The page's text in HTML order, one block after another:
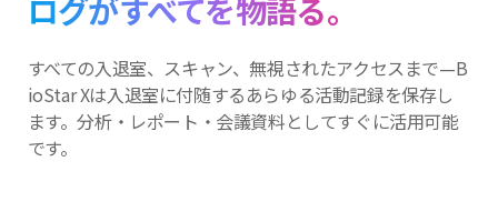
ログがすべてを物語る。
すべての入退室、スキャン、無視されたアクセスまで—B
ioStar Xは入退室に付随するあらゆる活動記録を保存し
ます。分析・レポート・会議資料としてすぐに活用可能
です。